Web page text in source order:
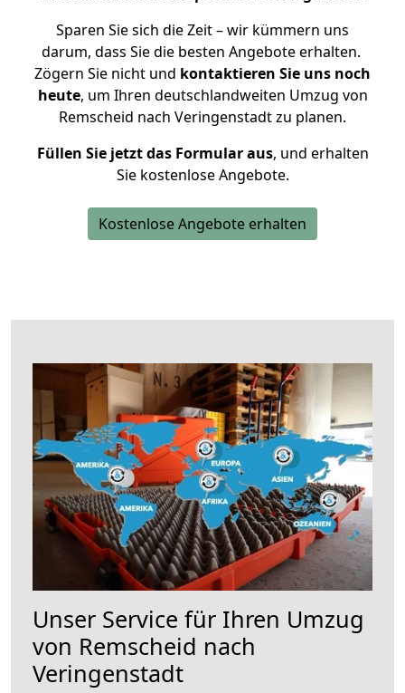
Sparen Sie sich die Zeit – wir kümmern uns
darum, dass Sie die besten Angebote erhalten.
Zögern Sie nicht und kontaktieren Sie uns noch
heute, um Ihren deutschlandweiten Umzug von
Remscheid nach Veringenstadt zu planen.
Füllen Sie jetzt das Formular aus, und erhalten
Sie kostenlose Angebote.
Kostenlose Angebote erhalten
Unser Service für Ihren Umzug
von Remscheid nach
Veringenstadt